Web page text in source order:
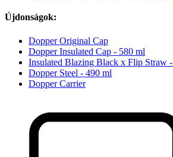
Újdonságok:
Dopper Original Cap
Dopper Insulated Cap - 580 ml
Insulated Blazing Black x Flip Straw
Dopper Steel - 490 ml
Dopper Carrier